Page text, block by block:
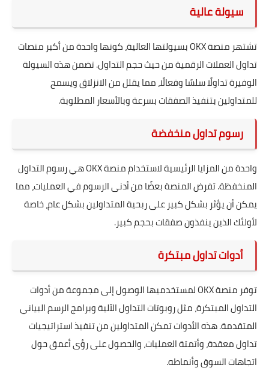
سيولة عالية
تشتهر منصة OKX بسيولتها العالية، كونها واحدة من أكبر منصات
تداول العملات الرقمية من حيث حجم التداول. تضمن هذه السيولة
الوفيرة تداولًا سلسًا وفعالًا، مما يقلل من الانزلاق ويسمح
للمتداولين بتنفيذ الصفقات بسرعة وبالأسعار المطلوبة.
رسوم تداول منخفضة
واحدة من المزايا الرئيسية لاستخدام منصة OKX هي رسوم التداول
المنخفظة. تفرض المنصة بعضًا من أدنى الرسوم في العمليات، مما
يمكن أن يؤثر بشكل كبير على ربحية المتداولين بشكل عام، خاصة
لأولئك الذين ينفذون صفقات بحجم كبير.
أدوات تداول مبتكرة
توفر منصة OKX لمستخدميها الوصول إلى مجموعة من أدوات
التداول المبتكرة، مثل روبوتات التداول الآلية وبرامج الرسم البياني
المتقدمة. هذه الأدوات تمكن المتداولين من تنفيذ استراتيجيات
تداول معقدة، وأتمتة العمليات، والحصول على رؤى أعمق حول
اتجاهات السوق وأنماطه.